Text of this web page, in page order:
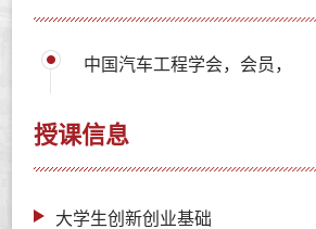
中国汽车工程学会，会员，
授课信息
大学生创新创业基础